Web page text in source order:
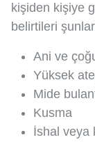
kişiden kişiye
belirtileri
Ani ve
Yüksek
Mide
Kusma
İshal veya